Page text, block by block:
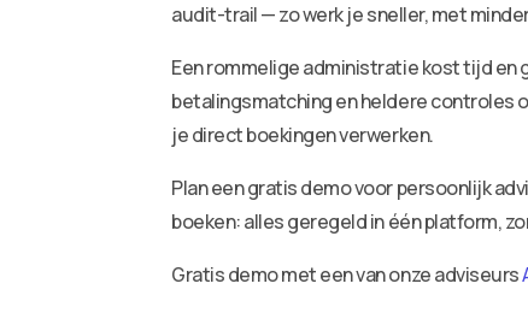
audit-trail — zo werk je sneller, met
Een rommelige administratie kost tijd en
betalingsmatching en heldere controles
je direct boekingen verwerken.
Plan een gratis demo voor persoonlijk
boeken: alles geregeld in één platform,
Gratis demo met een van onze adviseurs